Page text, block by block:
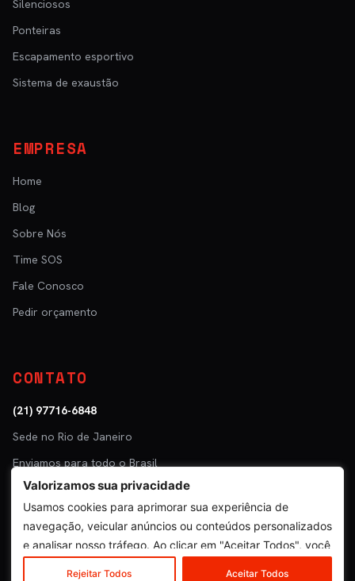
Valorizamos sua privacidade
Usamos cookies para aprimorar sua experiência de
navegação, veicular anúncios ou conteúdos personalizados
e analisar nosso tráfego. Ao clicar em "Aceitar Todos", você
Rejeitar Todos Aceitar Todos
Silenciosos
Ponteiras
Escapamento esportivo
Sistema de exaustão
EMPRESA
Home
Blog
Sobre Nós
Time SOS
Fale Conosco
Pedir orçamento
CONTATO
(21) 97716-6848
Sede no Rio de Janeiro
Enviamos para todo o Brasil
Parceiro: Tuper · Mastra